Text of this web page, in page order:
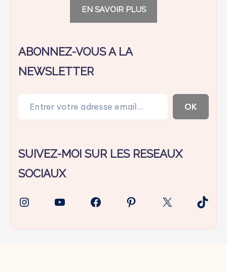
EN SAVOIR PLUS
ABONNEZ-VOUS A LA
NEWSLETTER
OK
SUIVEZ-MOI SUR LES RESEAUX
SOCIAUX
InstagramYouTubeFacebookPinterest
X